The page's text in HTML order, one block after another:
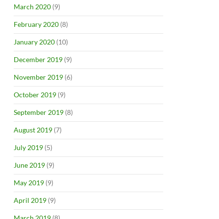
March 2020 (9)
February 2020 (8)
January 2020 (10)
December 2019 (9)
November 2019 (6)
October 2019 (9)
September 2019 (8)
August 2019 (7)
July 2019 (5)
June 2019 (9)
May 2019 (9)
April 2019 (9)